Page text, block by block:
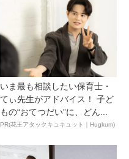
いま最も相談したい保育士・
てぃ先生がアドバイス！ 子ど
もの“おてつだい”に、どん...
PR(花王アタックキュキュット｜Hugkum)